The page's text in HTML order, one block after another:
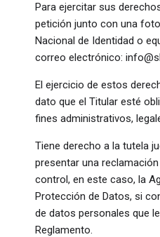
Para ejercitar sus
petición junto con una
Nacional de Identidad o
correo electrónico:
El ejercicio de estos
dato que el Titular esté
fines administrativos,
Tiene derecho a la tutela
presentar una
control, en este caso, la
Protección de Datos, si
de datos personales que
Reglamento.